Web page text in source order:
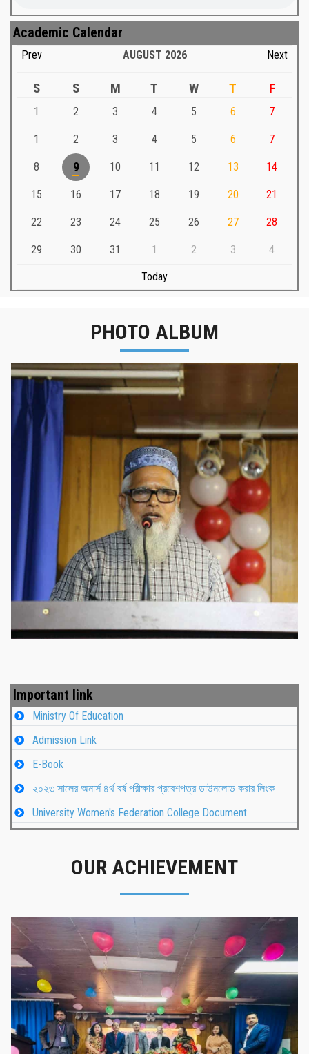
Academic Calendar
Prev AUGUST 2026 Next
S S M T W T F
1 2 3 4 5 6 7
1 2 3 4 5 6 7
8 9 10 11 12 13 14
15 16 17 18 19 20 21
22 23 24 25 26 27 28
29 30 31 1 2 3 4
Today
PHOTO ALBUM
নবীনবরণ - ২০২৫
Important link
Ministry Of Education
Admission Link
E-Book
২০২৩ সালের অনার্স ৪র্থ বর্ষ পরীক্ষার প্রবেশপত্র ডাউনলোড করার লিংক
University Women's Federation College Document
OUR ACHIEVEMENT